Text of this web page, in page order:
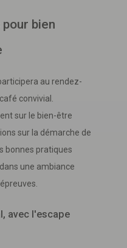
bien
au rendez-
convivial.
sur le bien-être
sur la démarche de
bonnes pratiques
une ambiance
avec l'escape